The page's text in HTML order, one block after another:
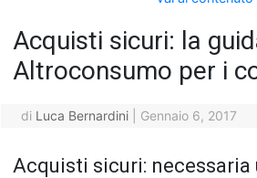
Acquisti sicuri: la
Altroconsumo per i
di Luca Bernardini Gennaio 6, 2017
Acquisti sicuri: necessaria